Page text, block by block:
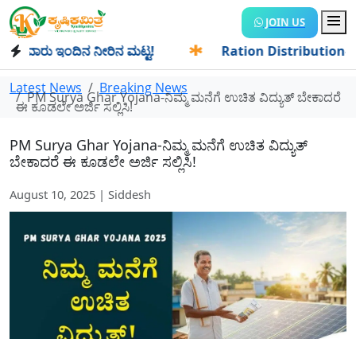
JOIN US
ಇಂದಿನ ನೀರಿನ ಮಟ್ಟ! Ration Distribution-
Latest News Breaking News
PM Surya Ghar Yojana-ನಿಮ್ಮ ಮನೆಗೆ ಉಚಿತ ವಿದ್ಯುತ್ ಬೇಕಾದರೆ
ಈ ಕೂಡಲೇ ಅರ್ಜಿ ಸಲ್ಲಿಸಿ!
PM Surya Ghar Yojana-ನಿಮ್ಮ ಮನೆಗೆ ಉಚಿತ ವಿದ್ಯುತ್
ಬೇಕಾದರೆ ಈ ಕೂಡಲೇ ಅರ್ಜಿ ಸಲ್ಲಿಸಿ!
August 10, 2025 | Siddesh